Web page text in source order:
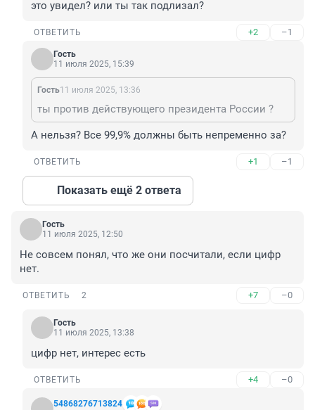
это увидел? или ты так подлизал?
ОТВЕТИТЬ +2 –1
Гость
11 июля 2025, 15:39
Гость11 июля 2025, 13:36
ты против действующего президента России ?
А нельзя? Все 99,9% должны быть непременно за?
ОТВЕТИТЬ +1 –1
Показать ещё 2 ответа
Гость
11 июля 2025, 12:50
Не совсем понял, что же они посчитали, если цифр
нет.
ОТВЕТИТЬ 2 +7 –0
Гость
11 июля 2025, 13:38
цифр нет, интерес есть
ОТВЕТИТЬ +4 –0
54868276713824